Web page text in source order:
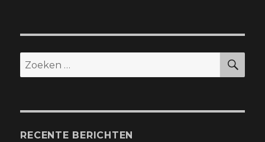
tijd
tijd…
Zoeken
naar:
RECENTE BERICHTEN